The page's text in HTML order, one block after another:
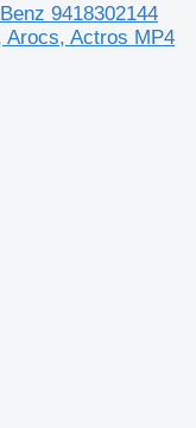
9418302144
Arocs, Actros MP4